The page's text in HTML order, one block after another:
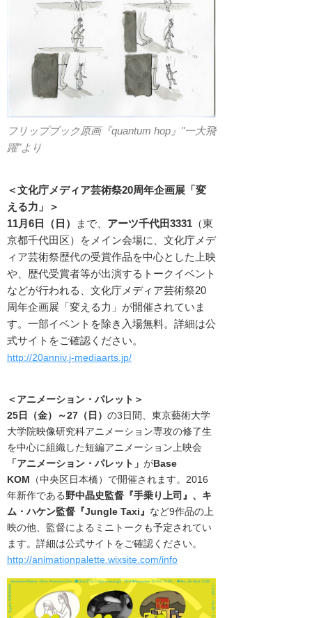
フリップブック原画『quantum hop』"一大飛
躍"より
＜文化庁メディア芸術祭20周年企画展「変
える力」＞
11月6日（日）
まで、 アーツ千代田3331 （東
京都千代田区）をメイン会場に、文化庁メデ
ィア芸術祭歴代の受賞作品を中心とした上映
や、歴代受賞者等が出演するトークイベント
などが行われる、文化庁メディア芸術祭20
周年企画展「変える力」が開催されていま
す。一部イベントを除き入場無料。詳細は公
式サイトをご確認ください。
http://20anniv.j-mediaarts.jp/
＜ アニメーション・パレット ＞
25日（金）～27（日） の3日間、 東京藝術大学
大学院映像研究科アニメーション専攻の修了生
を中心に組織した短編アニメーション上映会
「アニメーション・パレット」 がBase
KOM （中央区日本橋）で開催されます。 2016
年新作である野中晶史監督『手乗り上司 』、 キ
ム・ハケン監督『Jungle Taxi』 など9作品の上
映の他、監督によるミニトークも予定されてい
ます。 詳細は公式サイトをご確認ください。
http://animationpalette.wixsite.com/info